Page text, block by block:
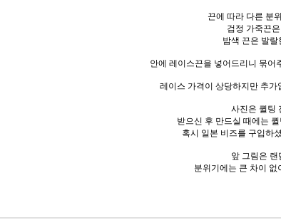
끈에 따라 다른 분
검정 가죽끈
밤색 끈은 발랄
안에 레이스끈을 넣어드리니 묶어
레이스 가격이 상당하지만 추
사진은 퀼팅
받으신 후 만드실 때에는
혹시 일본 비즈를 구입하
앞 그림은 랜
분위기에는 큰 차이 없